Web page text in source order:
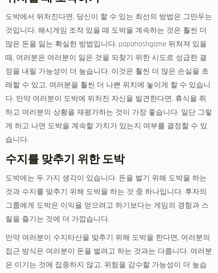
도박에서 뒤처진다면, 당신이 할 수 있는 최선의 방법은 그만두는
것입니다. 해시게임 조작 있을 때 도박을 계속하는 것은 훨씬 더
많은 돈을 잃는 확실한 방법입니다. papahashgame 뒤쳐져 있을
때, 여러분은 여러분이 잃은 것을 되찾기 위한 시도로 성급한 결
정을 내릴 가능성이 더 높습니다. 이것은 훨씬 더 많은 손실을 초
래할 수 있고, 여러분을 훨씬 더 나쁜 위치에 놓이게 할 수 있습니
다. 만약 여러분이 도박에 뒤처진 자신을 발견한다면, 휴식을 취
하고 여러분의 상황을 재평가하는 것이 가장 좋습니다. 일단 그렇
게 하고 나면 도박을 계속할 가치가 있는지 여부를 결정할 수 있
습니다.
수지를 맞추기 위한 도박
도박에는 두 가지 생각이 있습니다. 돈을 벌기 위해 도박을 하는
것과 수지를 맞추기 위해 도박을 하는 것 중 하나입니다. 후자의
그룹에게 도박은 이익을 얻으려고 하기보다는 게임의 경험과 스
릴을 즐기는 것에 더 가깝습니다.
만약 여러분이 수지타산을 맞추기 위해 도박을 한다면, 여러분의
접근 방식은 여러분이 돈을 벌려고 하는 것과는 다릅니다. 여러분
은 이기는 것에 집중하지 않고, 위험을 감수할 가능성이 더 높습